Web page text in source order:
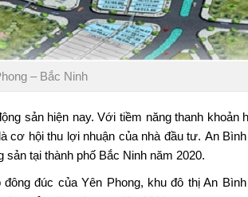
– Bắc Ninh
sản hiện nay. Với tiềm năng thanh khoản
cơ hội thu lợi nhuận của nhà đầu tư. An
sản tại thành phố Bắc Ninh năm 2020.
đúc của Yên Phong, khu đô thị An Bình